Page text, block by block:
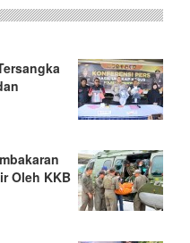
Oleh KKB